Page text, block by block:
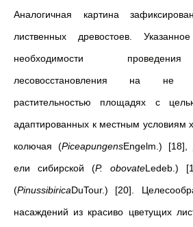
Аналогичная картина
лиственных древостоев.
необходимости проведения
лесовосстановления на не
растительностью площадях с
адаптированных к местным условиям
колючая (PiceapungensEngelm.) [18],
ели сибирской (P. obovateLedeb.)
(PinussibiricaDuTour.) [20].
насаждений из красиво цветущих